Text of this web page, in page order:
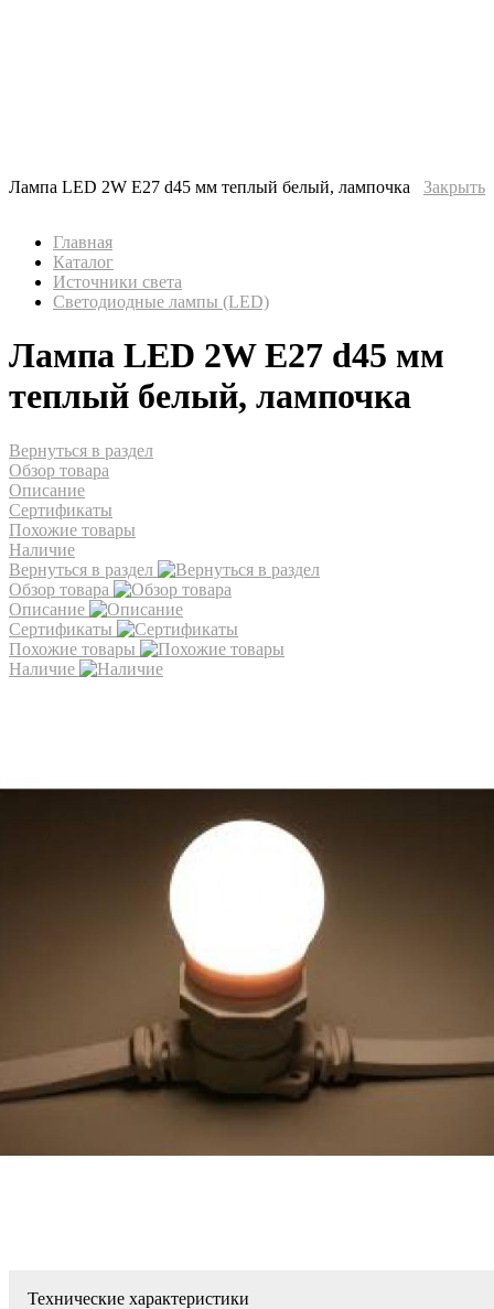
Лампа LED 2W Е27 d45 мм теплый белый, лампочка Закрыть
Главная
Каталог
Источники света
Светодиодные лампы (LED)
Лампа LED 2W Е27 d45 мм
теплый белый, лампочка
Вернуться в раздел
Обзор товара
Описание
Сертификаты
Похожие товары
Наличие
Вернуться в раздел
Обзор товара
Описание
Сертификаты
Похожие товары
Наличие
Технические характеристики